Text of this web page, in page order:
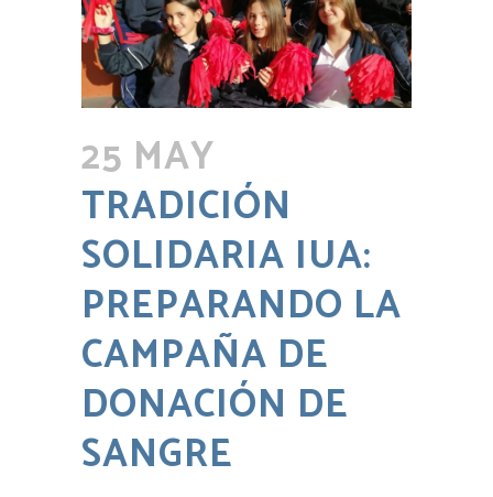
25 MAY
TRADICIÓN
SOLIDARIA IUA:
PREPARANDO LA
CAMPAÑA DE
DONACIÓN DE
SANGRE